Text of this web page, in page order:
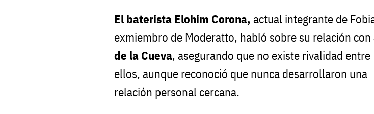
El baterista Elohim Corona, actual integrante de
exmiembro de Moderatto, habló sobre su relación con
de la Cueva, asegurando que no existe rivalidad entre
ellos, aunque reconoció que nunca desarrollaron una
relación personal cercana.